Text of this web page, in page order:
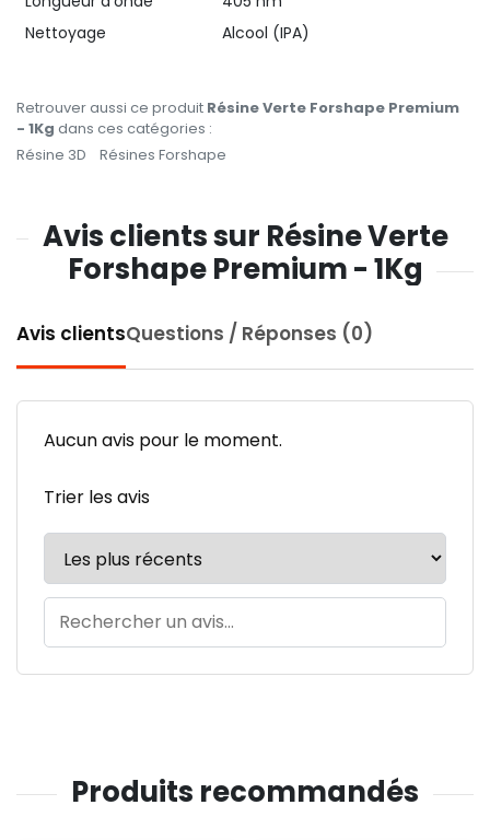
Nettoyage
Alcool (IPA)
Retrouver aussi ce produit Résine Verte Forshape Premium
- 1Kg dans ces catégories :
Résine 3D
Résines Forshape
Avis clients sur Résine Verte
Forshape Premium - 1Kg
Avis clientsQuestions / Réponses (0)
Aucun avis pour le moment.
Trier les avis
Produits recommandés